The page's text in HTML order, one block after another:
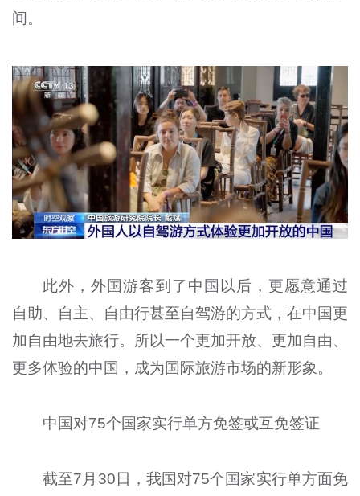
间。
此外，外国游客到了中国以后，更愿意通过
自助、自主、自由行甚至自驾游的方式，在中国更
加自由地去旅行。所以一个更加开放、更加自由、
更多体验的中国，成为国际旅游市场的新形象。
中国对75个国家实行单方免签或互免签证
截至7月30日，我国对75个国家实行单方面免